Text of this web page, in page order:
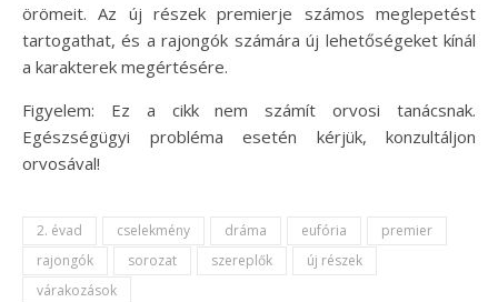
örömeit. Az új részek premierje számos meglepetést
tartogathat, és a rajongók számára új lehetőségeket kínál
a karakterek megértésére.
Figyelem: Ez a cikk nem számít orvosi tanácsnak.
Egészségügyi probléma esetén kérjük, konzultáljon
orvosával!
2. évad cselekmény dráma eufória
premier
rajongók
sorozat szereplők
új részek
várakozások